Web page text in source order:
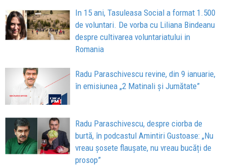
In 15 ani, Tasuleasa Social a format 1.500
de voluntari. De vorba cu Liliana Bindeanu
despre cultivarea voluntariatului in
Romania
Radu Paraschivescu revine, din 9 ianuarie,
în emisiunea „2 Matinali și Jumătate”
Radu Paraschivescu, despre ciorba de
burtă, în podcastul Amintiri Gustoase: „Nu
vreau șosete flaușate, nu vreau bucăți de
prosop”